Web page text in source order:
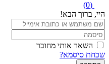
(0)
היי, ברוך הבא!
השאר אותי מחובר
שכחת סיסמא?